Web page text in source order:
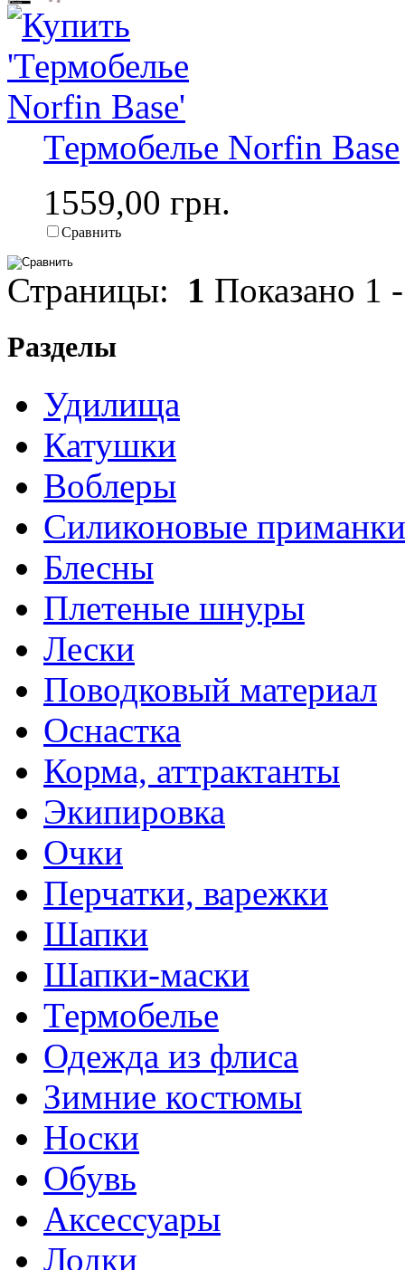
Термобелье Norfin Base
1559,00 грн.
Сравнить
Страницы: 1 Показано 1
Разделы
Удилища
Катушки
Воблеры
Силиконовые приманки
Блесны
Плетеные шнуры
Лески
Поводковый материал
Оснастка
Корма, аттрактанты
Экипировка
Очки
Перчатки, варежки
Шапки
Шапки-маски
Термобелье
Одежда из флиса
Зимние костюмы
Носки
Обувь
Аксессуары
Лодки